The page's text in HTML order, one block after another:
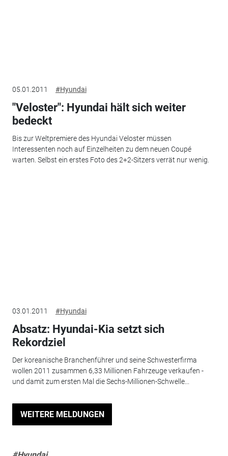
05.01.2011 #Hyundai
"Veloster": Hyundai hält sich weiter
bedeckt
Bis zur Weltpremiere des Hyundai Veloster müssen
Interessenten noch auf Einzelheiten zu dem neuen Coupé
warten. Selbst ein erstes Foto des 2+2-Sitzers verrät nur wenig.
03.01.2011 #Hyundai
Absatz: Hyundai-Kia setzt sich
Rekordziel
Der koreanische Branchenführer und seine Schwesterfirma
wollen 2011 zusammen 6,33 Millionen Fahrzeuge verkaufen -
und damit zum ersten Mal die Sechs-Millionen-Schwelle...
WEITERE MELDUNGEN